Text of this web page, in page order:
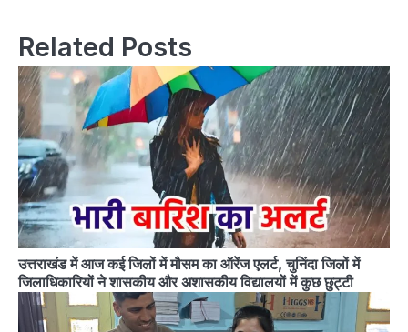
Related Posts
उत्तराखंड में आज कई जिलों में मौसम का ऑरेंज एलर्ट, चुनिंदा जिलों में
जिलाधिकारियों ने शासकीय और अशासकीय विद्यालयों में कुछ छुट्टी